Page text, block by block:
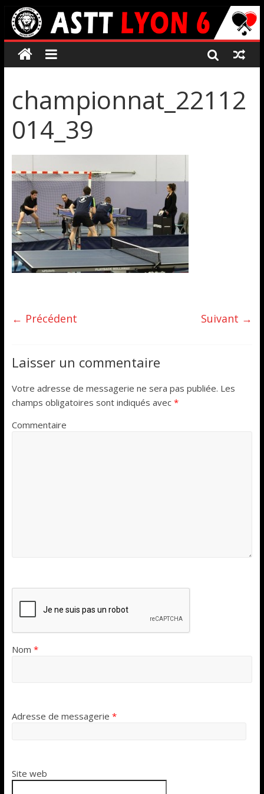
championnat_22112
014_39
← Précédent Suivant →
Laisser un commentaire
Votre adresse de messagerie ne sera pas publiée. Les
champs obligatoires sont indiqués avec *
Commentaire
Nom *
Adresse de messagerie *
Site web